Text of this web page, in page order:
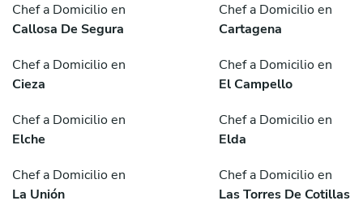
Chef a Domicilio en
Callosa De Segura
Chef a Domicilio en
Cartagena
Chef a Domicilio en
Cieza
Chef a Domicilio en
El Campello
Chef a Domicilio en
Elche
Chef a Domicilio en
Elda
Chef a Domicilio en
La Unión
Chef a Domicilio en
Las Torres De Cotillas